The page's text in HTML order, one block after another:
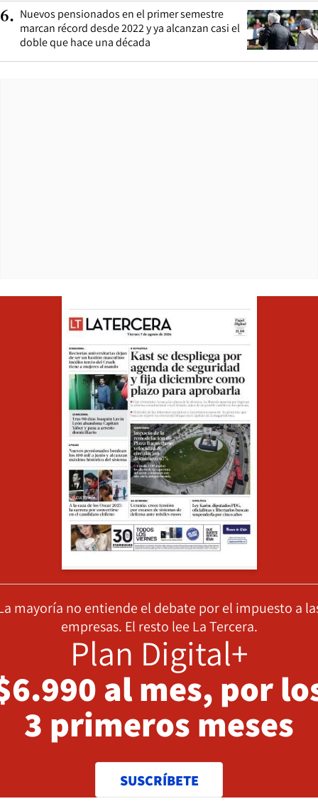
6. Nuevos pensionados en el primer semestre
marcan récord desde 2022 y ya alcanzan casi el
doble que hace una década
mayoría no entiende el debate por el impuesto a
empresas. El resto lee La Tercera.
Plan Digital+
al mes, por
3 primeros meses
SUSCRÍBETE